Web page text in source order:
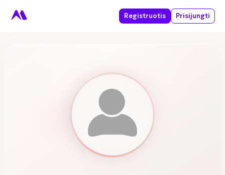
Registruotis Prisijungti